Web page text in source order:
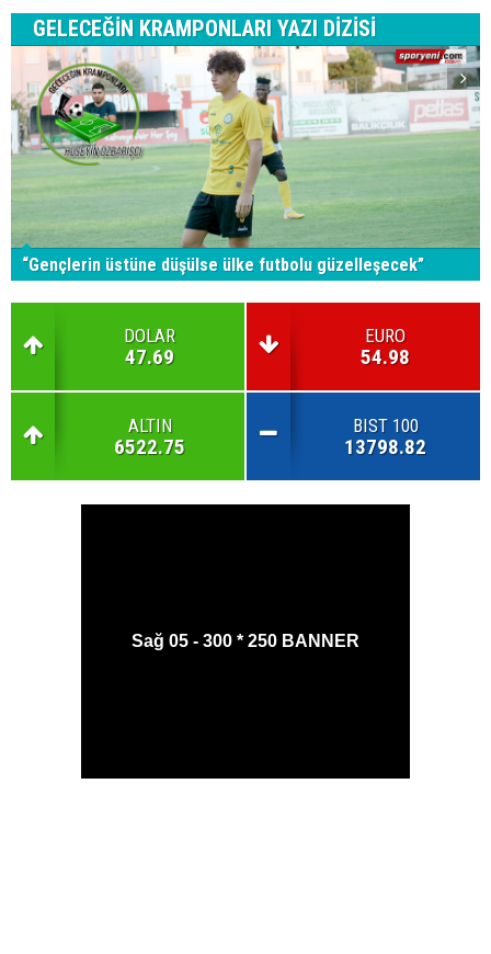
GELECEĞİN KRAMPONLARI YAZI DİZİSİ
“Gençlerin üstüne düşülse ülke futbolu güzelleşecek”
DOLAR
47.69
EURO
54.98
ALTIN
6522.75
BIST 100
13798.82
Sağ 05 - 300 * 250 BANNER